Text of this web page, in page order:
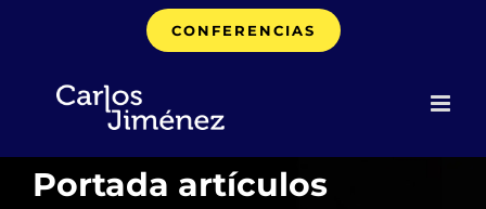
CONFERENCIAS
Portada artículos